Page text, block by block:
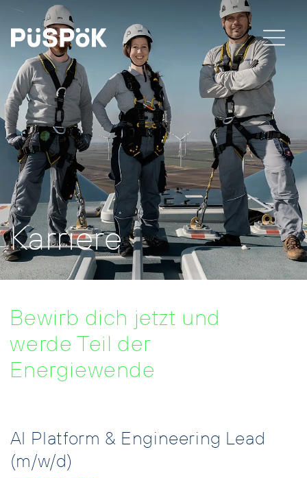
Karriere
Bewirb dich jetzt und
werde Teil der
Energiewende
AI Platform & Engineering Lead
(m/w/d)